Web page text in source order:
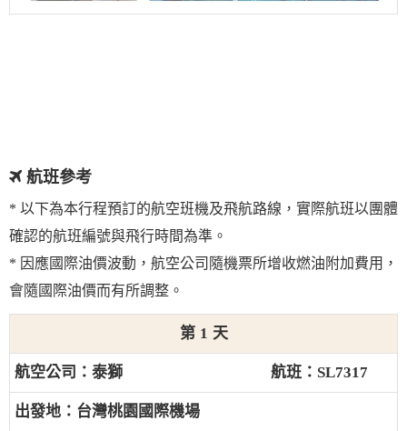
航班參考
* 以下為本行程預訂的航空班機及飛航路線，實際航班以團體
確認的航班編號與飛行時間為準。
* 因應國際油價波動，航空公司隨機票所增收燃油附加費用，
會隨國際油價而有所調整。
1
泰獅 SL7317
台灣桃園國際機場